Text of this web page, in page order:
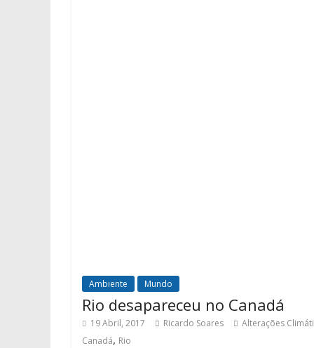
Ambiente Mundo
Rio desapareceu no Canadá
19 Abril, 2017 Ricardo Soares Alterações
Canadá, Rio